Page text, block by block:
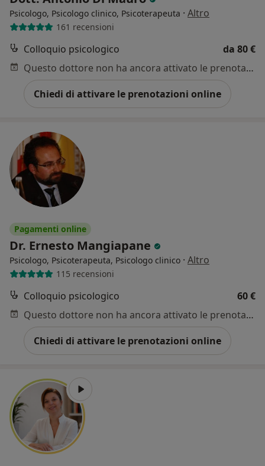
Psicologo, Psicologo clinico, Psicoterapeuta · Altro
161 recensioni
Colloquio psicologico
da 80 €
Questo dottore non ha ancora attivato le prenotazioni online presso questo indirizzo.
Chiedi di attivare le prenotazioni online
Pagamenti online
Dr. Ernesto Mangiapane
Psicologo, Psicoterapeuta, Psicologo clinico · Altro
115 recensioni
Colloquio psicologico
60 €
Questo dottore non ha ancora attivato le prenotazioni online presso questo indirizzo.
Chiedi di attivare le prenotazioni online